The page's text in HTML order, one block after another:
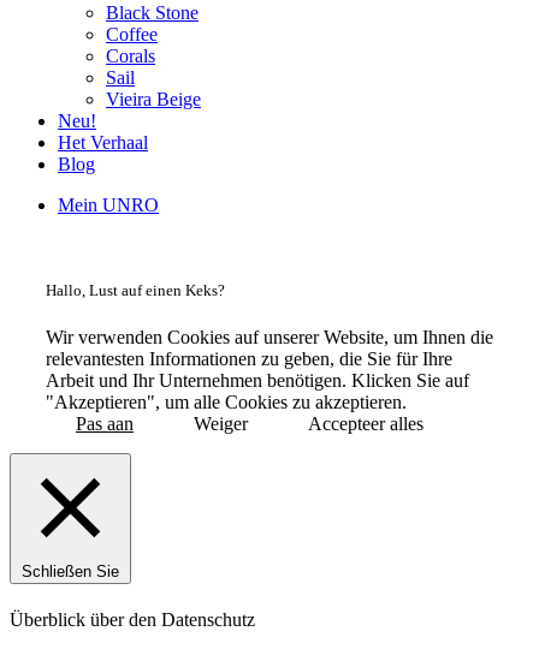
Black Stone
Coffee
Corals
Sail
Vieira Beige
Neu!
Het Verhaal
Blog
Mein UNRO
Hallo, Lust auf einen Keks?
Wir verwenden Cookies auf unserer Website, um Ihnen die
relevantesten Informationen zu geben, die Sie für Ihre
Arbeit und Ihr Unternehmen benötigen. Klicken Sie auf
"Akzeptieren", um alle Cookies zu akzeptieren.
Pas aan
Weiger Accepteer alles
Schließen Sie
Überblick über den Datenschutz